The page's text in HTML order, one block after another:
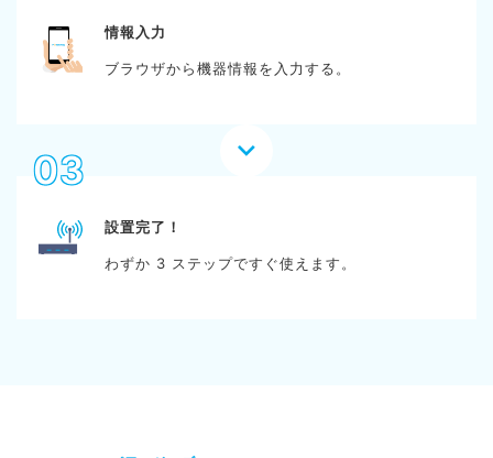
情報入力
ブラウザから機器情報を入力する。
03
設置完了！
わずか 3 ステップですぐ使えます。